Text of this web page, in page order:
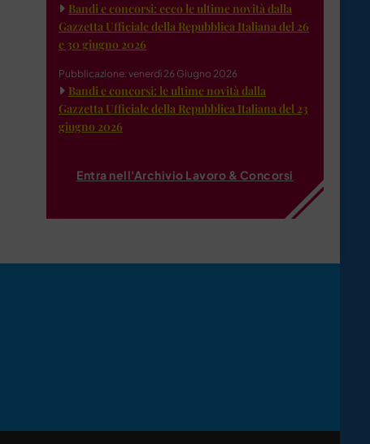
Bandi e concorsi: ecco le ultime novità dalla
Gazzetta Ufficiale della Repubblica Italiana del 26
e 30 giugno 2026
Pubblicazione: venerdì 26 Giugno 2026
Bandi e concorsi: le ultime novità dalla
Gazzetta Ufficiale della Repubblica Italiana del 23
giugno 2026
Entra nell'Archivio Lavoro & Concorsi